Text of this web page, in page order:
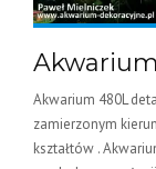
Akwarium 480L
zamierzonym
kształtów .